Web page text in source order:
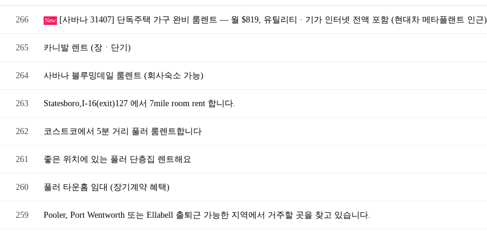
266 New [사바나 31407] 단독주택 가구 완비 룸렌트 — 월 $819, 유틸리티 · 기가 인터넷 전액 포함 (현대차 메타플랜트 인근)
265 카니발 렌트 (장ㆍ단기)
264 사바나 블루밍데일 룸렌트 (회사숙소 가능)
263 Statesboro,I-16(exit)127 에서 7mile room rent 합니다.
262 코스트코에서 5분 거리 풀러 룸렌트합니다
261 좋은 위치에 있는 풀러 단층집 렌트해요
260 풀러 타운홈 임대 (장기계약 혜택)
259 Pooler, Port Wentworth 또는 Ellabell 출퇴근 가능한 지역에서 거주할 곳을 찾고 있습니다.